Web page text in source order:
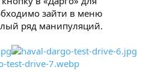
зайти в меню
ряд манипуляций.